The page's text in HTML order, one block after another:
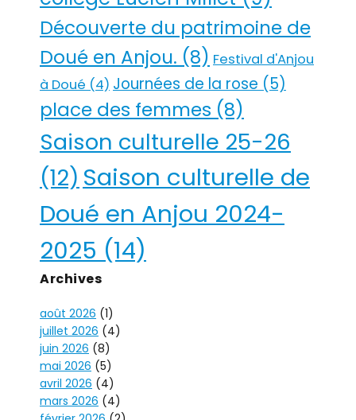
Découverte du patrimoine de
Doué en Anjou. (8) Festival d'Anjou
à Doué (4) Journées de la rose (5)
place des femmes (8)
Saison culturelle 25-26
(12) Saison culturelle de
Doué en Anjou 2024-
2025 (14)
Archives
août 2026 (1)
juillet 2026 (4)
juin 2026 (8)
mai 2026 (5)
avril 2026 (4)
mars 2026 (4)